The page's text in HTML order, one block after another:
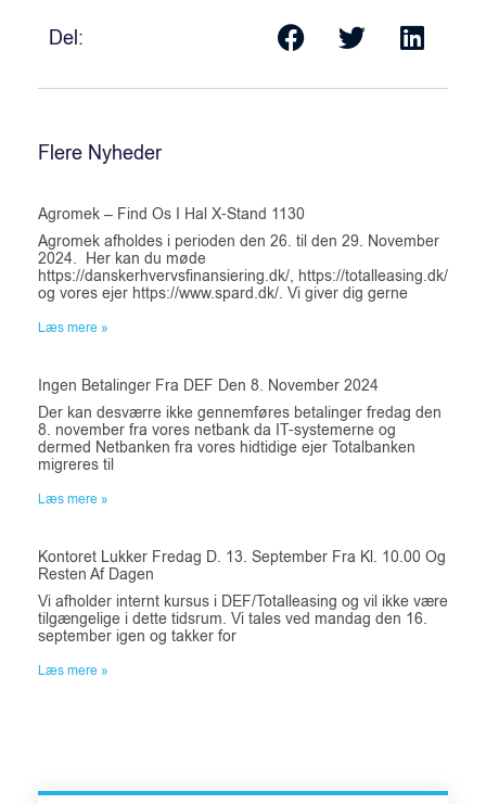
Del:
Flere Nyheder
Agromek – Find Os I Hal X-Stand 1130
Agromek afholdes i perioden den 26. til den 29. November
2024. Her kan du møde
https://danskerhvervsfinansiering.dk/, https://totalleasing.dk/
og vores ejer https://www.spard.dk/. Vi giver dig gerne
Læs mere »
Ingen Betalinger Fra DEF Den 8. November 2024
Der kan desværre ikke gennemføres betalinger fredag den
8. november fra vores netbank da IT-systemerne og
dermed Netbanken fra vores hidtidige ejer Totalbanken
migreres til
Læs mere »
Kontoret Lukker Fredag D. 13. September Fra Kl. 10.00 Og
Resten Af Dagen
Vi afholder internt kursus i DEF/Totalleasing og vil ikke være
tilgængelige i dette tidsrum. Vi tales ved mandag den 16.
september igen og takker for
Læs mere »